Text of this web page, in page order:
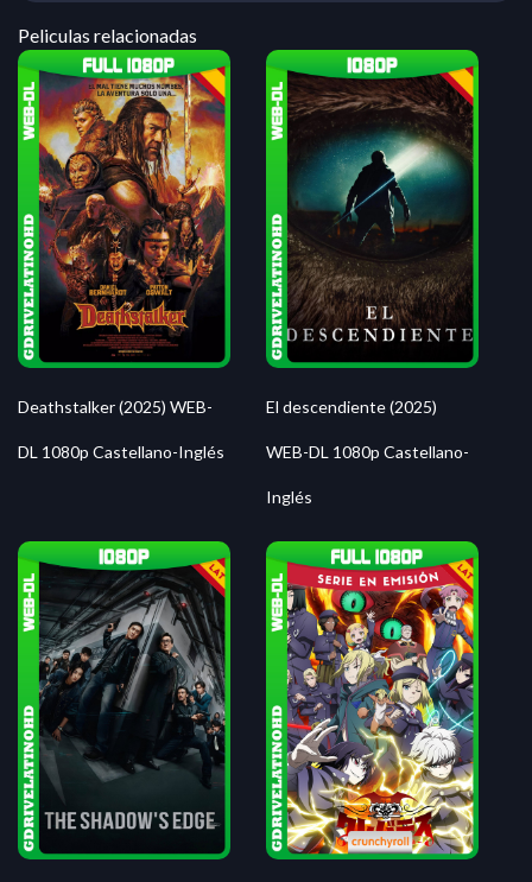
Peliculas relacionadas
Deathstalker (2025) WEB-
DL 1080p Castellano-Inglés
El descendiente (2025)
WEB-DL 1080p Castellano-
Inglés